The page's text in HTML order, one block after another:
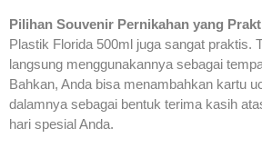
Pilihan Souvenir Pernikahan yang
Plastik Florida 500ml juga sangat praktis.
langsung menggunakannya sebagai
Bahkan, Anda bisa menambahkan kartu
dalamnya sebagai bentuk terima kasih
hari spesial Anda.